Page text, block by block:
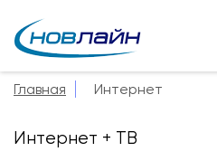
Великий Новгород
Главная Интернет
Интернет + ТВ